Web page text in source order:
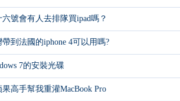
號會有人去排隊買ipad嗎？
到法國的iphone 4可以用嗎?
7的安裝光碟
高手幫我重灌MacBook Pro